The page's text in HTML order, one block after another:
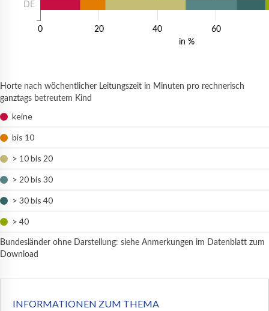
0 20 40 60
DE
in %
Horte nach wöchentlicher Leitungszeit in Minuten pro rechnerisch
ganztags betreutem Kind
keine
bis 10
> 10 bis 20
> 20 bis 30
> 30 bis 40
> 40
Bundesländer ohne Darstellung: siehe Anmerkungen im Datenblatt zum
Download
INFORMATIONEN ZUM THEMA